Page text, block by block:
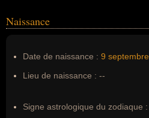
Nom de famille :Nougaro
Naissance
Date de naissance : 9 septembre
Lieu de naissance : --
Signe astrologique du zodiaque :